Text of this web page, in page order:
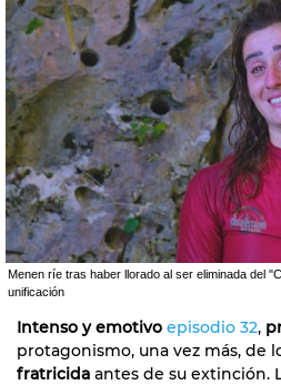
Menen ríe tras haber llorado al ser eliminada del
unificación
Intenso y emotivo episodio 32,
protagonismo, una vez más, de
fratricida antes de su extinción.